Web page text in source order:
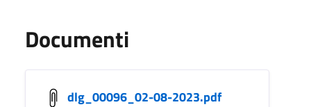
Documenti
dlg_00096_02-08-2023.pdf